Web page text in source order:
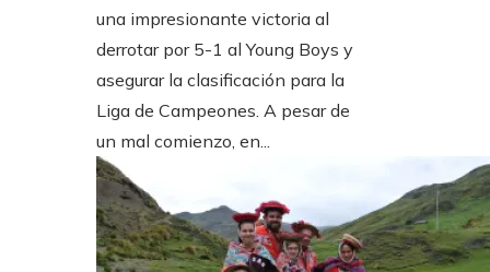
una impresionante victoria al
derrotar por 5-1 al Young Boys y
asegurar la clasificación para la
Liga de Campeones. A pesar de
un mal comienzo, en...